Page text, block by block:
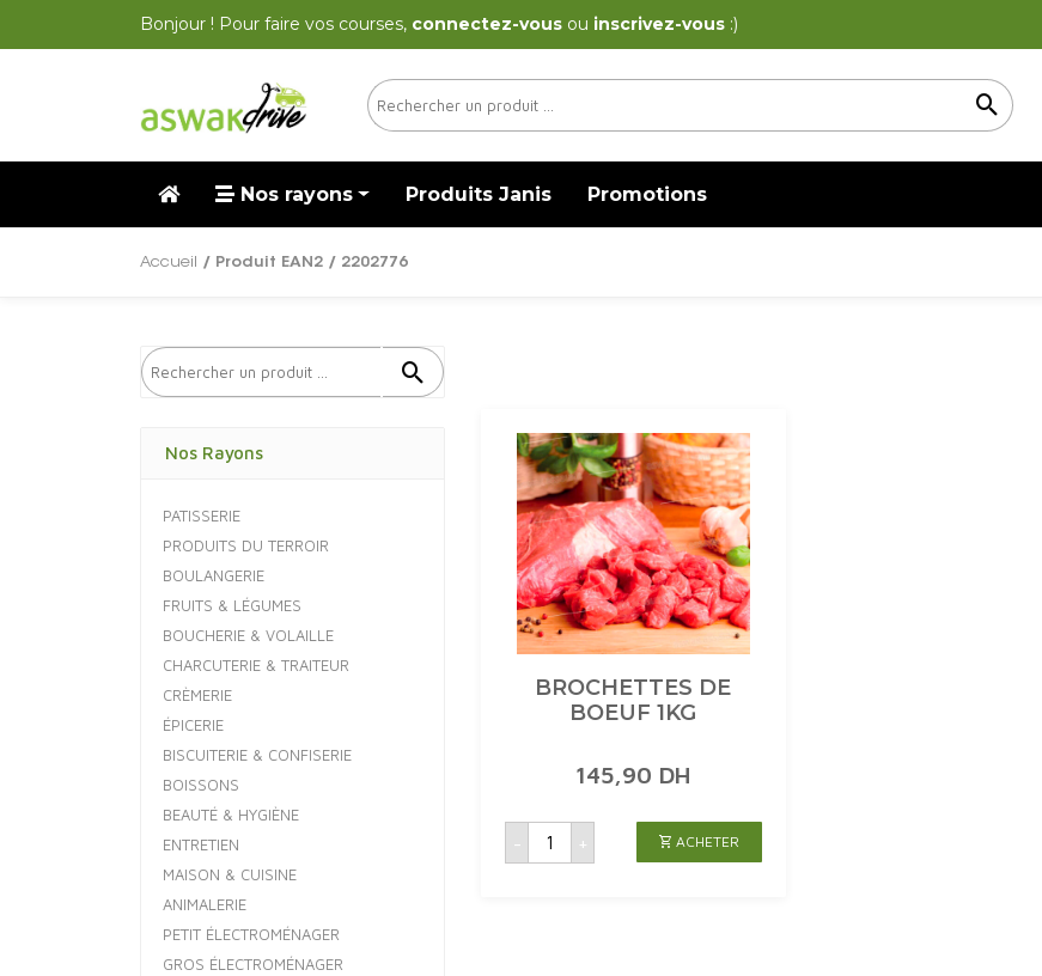
Bonjour ! Pour faire vos courses, connectez-vous ou inscrivez-vous :)
Nos rayons Produits Janis Promotions
Accueil / Produit EAN2 / 2202776
Nos Rayons
PATISSERIE
PRODUITS DU TERROIR
BOULANGERIE
FRUITS & LÉGUMES
BOUCHERIE & VOLAILLE
CHARCUTERIE & TRAITEUR
CRÈMERIE
ÉPICERIE
BISCUITERIE & CONFISERIE
BOISSONS
BEAUTÉ & HYGIÈNE
ENTRETIEN
MAISON & CUISINE
ANIMALERIE
PETIT ÉLECTROMÉNAGER
GROS ÉLECTROMÉNAGER
BROCHETTES DE
BOEUF 1KG
145,90 DH
-
quantité
BROCHETTES
+ ACHETER